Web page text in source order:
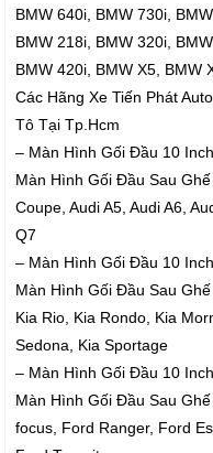
BMW 640i, BMW 730i,
BMW 218i, BMW 320i,
BMW 420i, BMW X5, BMW
Các Hãng Xe Tiến Phát
Tô Tại Tp.Hcm
– Màn Hình Gối Đầu 10
Màn Hình Gối Đầu Sau
Coupe, Audi A5, Audi A6,
Q7
– Màn Hình Gối Đầu 10
Màn Hình Gối Đầu Sau
Kia Rio, Kia Rondo, Kia
Sedona, Kia Sportage
– Màn Hình Gối Đầu 10
Màn Hình Gối Đầu Sau
focus, Ford Ranger, Ford